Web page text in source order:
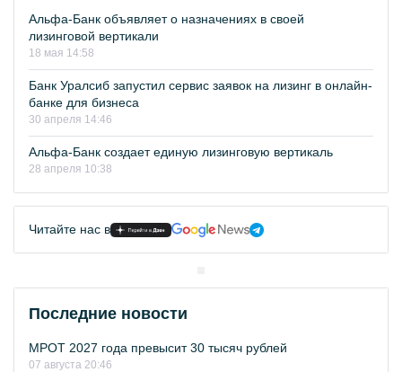
Альфа-Банк объявляет о назначениях в своей
лизинговой вертикали
18 мая 14:58
Банк Уралсиб запустил сервис заявок на лизинг в онлайн-
банке для бизнеса
30 апреля 14:46
Альфа-Банк создает единую лизинговую вертикаль
28 апреля 10:38
Читайте нас в
Последние новости
МРОТ 2027 года превысит 30 тысяч рублей
07 августа 20:46